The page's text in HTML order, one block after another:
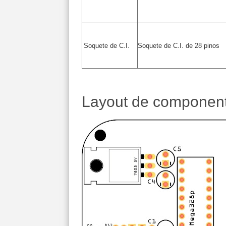
Soquete de C.I. Soquete de C.I. de 28 pinos
Layout de